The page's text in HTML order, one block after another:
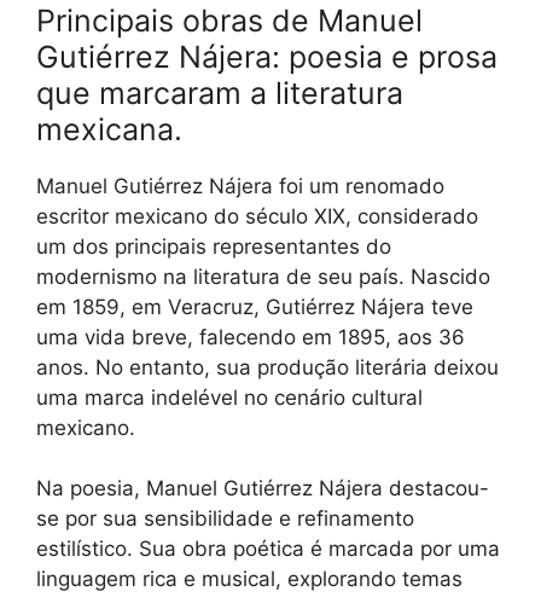
Principais obras de Manuel
Gutiérrez Nájera: poesia e prosa
que marcaram a literatura
mexicana.
Manuel Gutiérrez Nájera foi um renomado
escritor mexicano do século XIX, considerado
um dos principais representantes do
modernismo na literatura de seu país. Nascido
em 1859, em Veracruz, Gutiérrez Nájera teve
uma vida breve, falecendo em 1895, aos 36
anos. No entanto, sua produção literária deixou
uma marca indelével no cenário cultural
mexicano.
Na poesia, Manuel Gutiérrez Nájera destacou-
se por sua sensibilidade e refinamento
estilístico. Sua obra poética é marcada por uma
linguagem rica e musical, explorando temas